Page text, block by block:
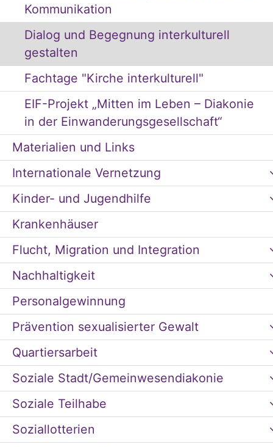
Kommunikation
Dialog und Begegnung interkulturell
gestalten
Fachtage "Kirche interkulturell"
EIF-Projekt „Mitten im Leben – Diakonie
in der Einwanderungsgesellschaft“
Materialien und Links
Internationale Vernetzung
Kinder- und Jugendhilfe
Krankenhäuser
Flucht, Migration und Integration
Nachhaltigkeit
Personalgewinnung
Prävention sexualisierter Gewalt
Quartiersarbeit
Soziale Stadt/Gemeinwesendiakonie
Soziale Teilhabe
Soziallotterien